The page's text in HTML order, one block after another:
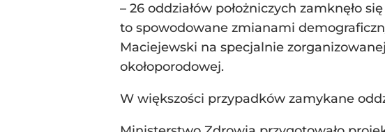
– 26 oddziałów położniczych zamknęło
to spowodowane zmianami
Maciejewski na specjalnie
okołoporodowej.
W większości przypadków zamykane